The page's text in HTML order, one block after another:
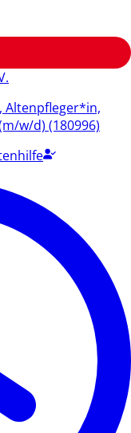
Altenpfleger*in,
w/d) (180996)